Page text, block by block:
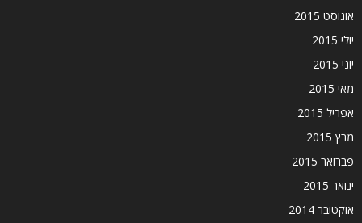
אוגוסט 2015
יולי 2015
יוני 2015
מאי 2015
אפריל 2015
מרץ 2015
פברואר 2015
ינואר 2015
אוקטובר 2014